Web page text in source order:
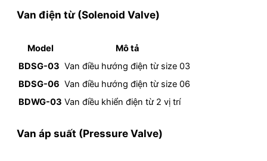
Van điện từ (Solenoid Valve)
Model
Mô tả
BDSG-03 Van điều hướng điện từ size 03
BDSG-06 Van điều hướng điện từ size 06
BDWG-03 Van điều khiển điện từ 2 vị trí
Van áp suất (Pressure Valve)